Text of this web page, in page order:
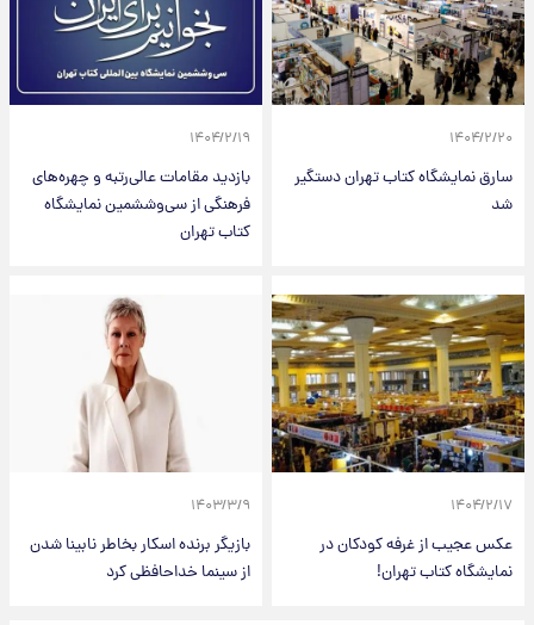
۱۴۰۴/۲/۲۰
سارق نمایشگاه کتاب تهران دستگیر
شد
۱۴۰۴/۲/۱۹
بازدید مقامات عالی‌رتبه و چهره‌های
فرهنگی از سی‌وششمین نمایشگاه
کتاب تهران
۱۴۰۴/۲/۱۷
عکس عجیب از غرفه کودکان در
نمایشگاه کتاب تهران!
۱۴۰۳/۳/۹
بازیگر برنده اسکار بخاطر نابینا شدن
از سینما خداحافظی کرد